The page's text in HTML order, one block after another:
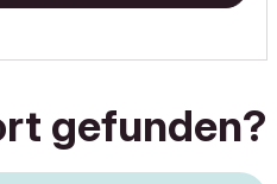
gefunden?